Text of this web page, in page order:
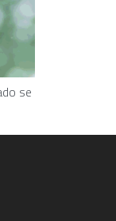
se